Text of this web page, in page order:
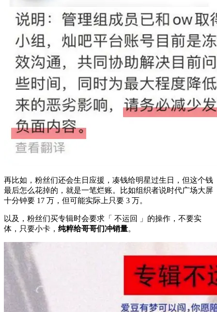
再比如，粉丝们还会生日应援，凑钱给明星过生日，但这个钱
最后怎么花掉的，就是一笔烂账。比如组织者说时代广场大屏
十分钟要 17 万，但可能实际上只要 3 万。
以及，粉丝们买专辑时会要求「 不运回 」的操作，不要实
体，只要小卡， 纯粹给哥哥们冲销量。